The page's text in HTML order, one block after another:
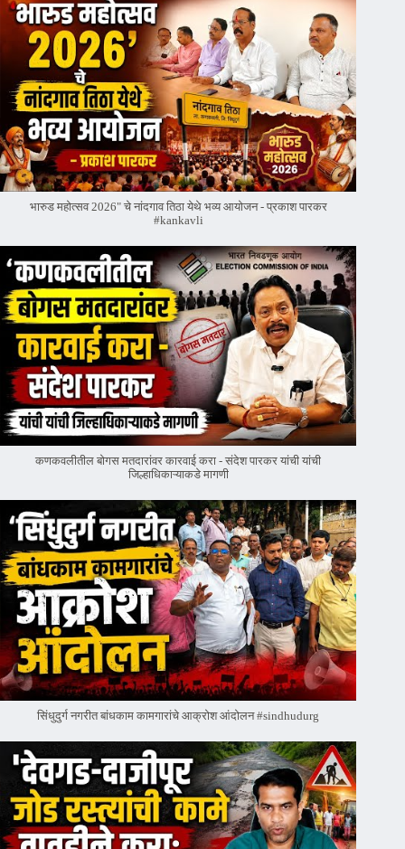
भारुड महोत्सव 2026" चे नांदगाव तिठा येथे भव्य आयोजन - प्रकाश पारकर
#kankavli
कणकवलीतील बोगस मतदारांवर‌ कारवाई करा - संदेश पारकर यांची यांची
जिल्हाधिकाऱ्याकडे मागणी
सिंधुदुर्ग नगरीत बांधकाम कामगारांचे आक्रोश आंदोलन #sindhudurg